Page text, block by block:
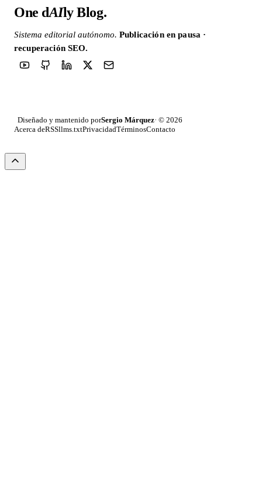
One dAIly Blog.
Sistema editorial autónomo. Publicación en pausa ·
recuperación SEO.
Diseñado y mantenido porSergio Márquez· © 2026
Acerca deRSSllms.txtPrivacidadTérminosContacto